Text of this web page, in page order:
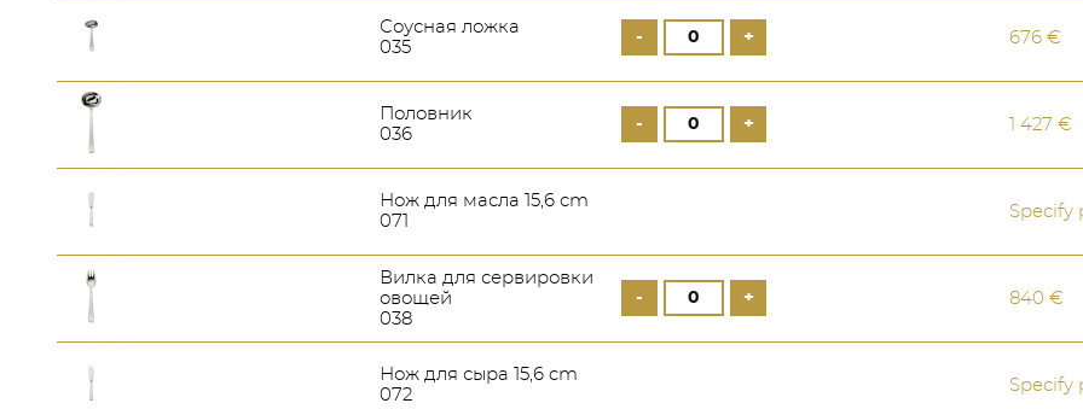
Соусная ложка
035
- + 676 €
Половник
036
- + 1 427 €
Нож для масла 15,6 cm
071
Specify
Вилка для сервировки
овощей
038
- + 840 €
Нож для сыра 15,6 cm
072
Specify